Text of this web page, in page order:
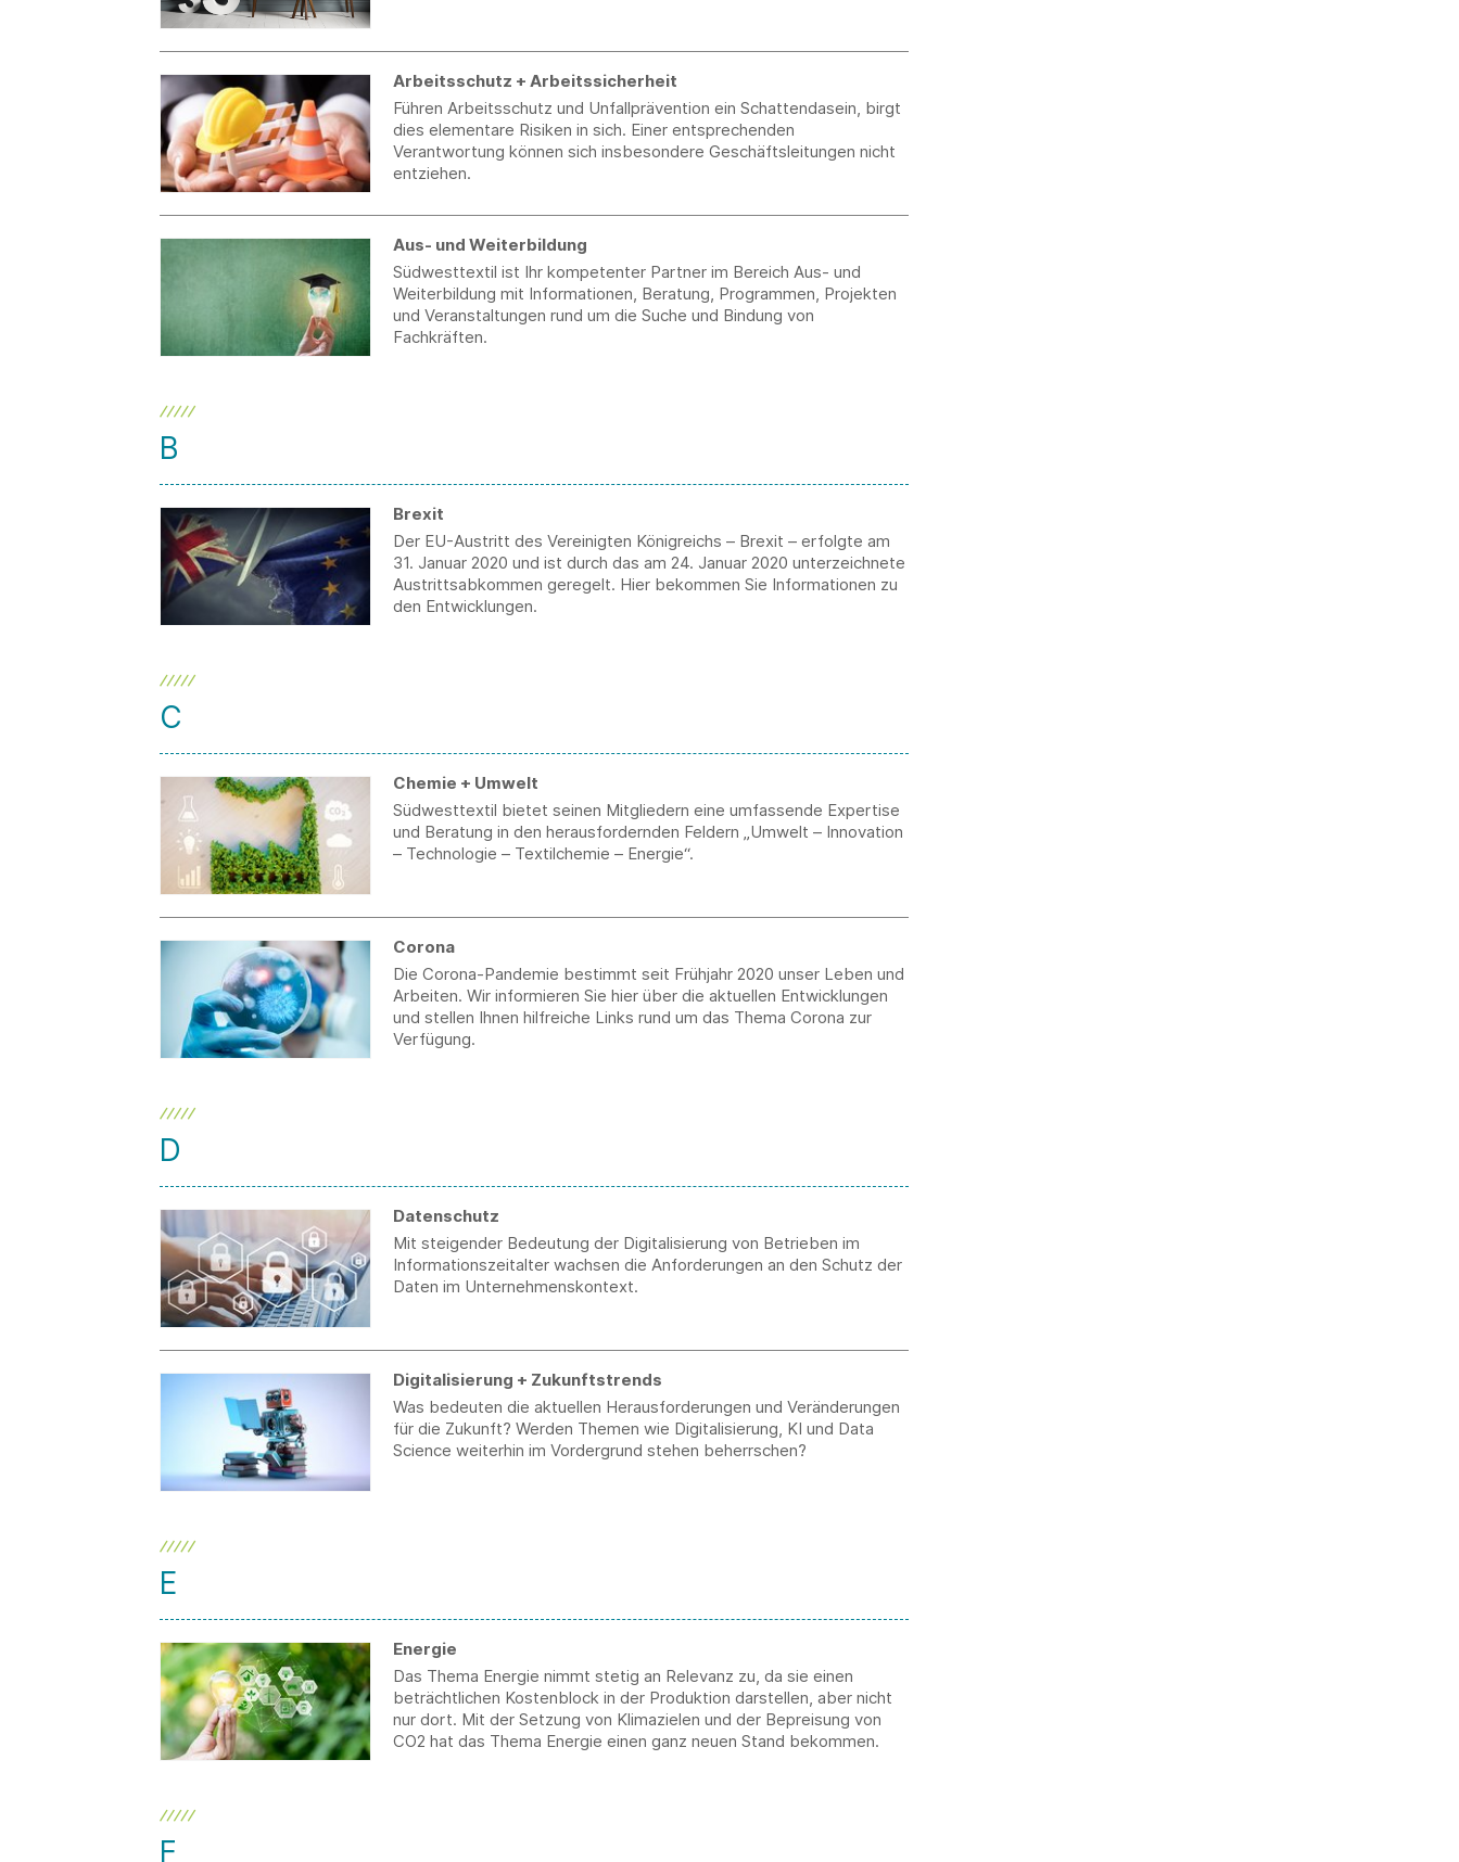
Arbeitsschutz + Arbeitssicherheit
Führen Arbeitsschutz und Unfallprävention ein Schattendasein, birgt
dies elementare Risiken in sich. Einer entsprechenden
Verantwortung können sich insbesondere Geschäftsleitungen nicht
entziehen.
Aus- und Weiterbildung
Südwesttextil ist Ihr kompetenter Partner im Bereich Aus- und
Weiterbildung mit Informationen, Beratung, Programmen, Projekten
und Veranstaltungen rund um die Suche und Bindung von
Fachkräften.
B
Brexit
Der EU-Austritt des Vereinigten Königreichs – Brexit – erfolgte am
31. Januar 2020 und ist durch das am 24. Januar 2020 unterzeichnete
Austrittsabkommen geregelt. Hier bekommen Sie Informationen zu
den Entwicklungen.
C
Chemie + Umwelt
Südwesttextil bietet seinen Mitgliedern eine umfassende Expertise
und Beratung in den herausfordernden Feldern „Umwelt – Innovation
– Technologie – Textilchemie – Energie“.
Corona
Die Corona-Pandemie bestimmt seit Frühjahr 2020 unser Leben und
Arbeiten. Wir informieren Sie hier über die aktuellen Entwicklungen
und stellen Ihnen hilfreiche Links rund um das Thema Corona zur
Verfügung.
D
Datenschutz
Mit steigender Bedeutung der Digitalisierung von Betrieben im
Informationszeitalter wachsen die Anforderungen an den Schutz der
Daten im Unternehmenskontext.
Digitalisierung + Zukunftstrends
Was bedeuten die aktuellen Herausforderungen und Veränderungen
für die Zukunft? Werden Themen wie Digitalisierung, KI und Data
Science weiterhin im Vordergrund stehen beherrschen?
E
Energie
Das Thema Energie nimmt stetig an Relevanz zu, da sie einen
beträchtlichen Kostenblock in der Produktion darstellen, aber nicht
nur dort. Mit der Setzung von Klimazielen und der Bepreisung von
CO2 hat das Thema Energie einen ganz neuen Stand bekommen.
F